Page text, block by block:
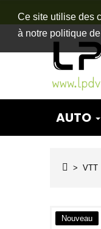
Ce site utilise des
à notre politique
AUTO
VTT
Nouveau